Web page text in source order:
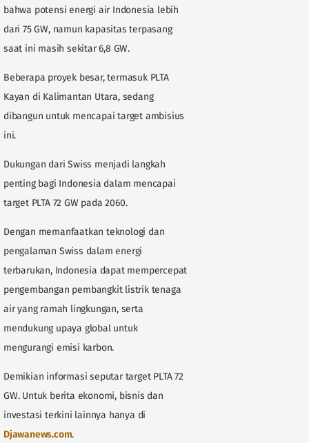
bahwa potensi energi air Indonesia lebih
dari 75 GW, namun kapasitas terpasang
saat ini masih sekitar 6,8 GW.
Beberapa proyek besar, termasuk PLTA
Kayan di Kalimantan Utara, sedang
dibangun untuk mencapai target ambisius
ini.
Dukungan dari Swiss menjadi langkah
penting bagi Indonesia dalam mencapai
target PLTA 72 GW pada 2060.
Dengan memanfaatkan teknologi dan
pengalaman Swiss dalam energi
terbarukan, Indonesia dapat mempercepat
pengembangan pembangkit listrik tenaga
air yang ramah lingkungan, serta
mendukung upaya global untuk
mengurangi emisi karbon.
Demikian informasi seputar target PLTA 72
GW. Untuk berita ekonomi, bisnis dan
investasi terkini lainnya hanya di
Djawanews.com.